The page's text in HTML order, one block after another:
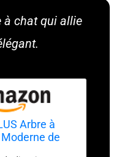
à chat qui allie
Arbre à
de